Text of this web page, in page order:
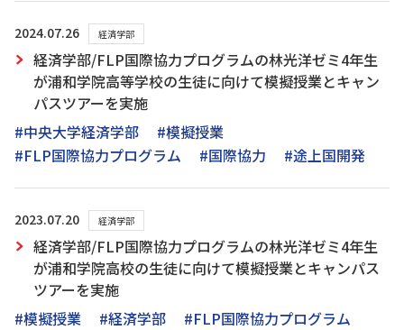
2024.07.26 経済学部
経済学部/FLP国際協力プログラムの林光洋ゼミ4年生
が浦和学院高等学校の生徒に向けて模擬授業とキャン
パスツアーを実施
#中央大学経済学部
#模擬授業
#FLP国際協力プログラム
#国際協力 #途上国開発
2023.07.20 経済学部
経済学部/FLP国際協力プログラムの林光洋ゼミ4年生
が浦和学院高校の生徒に向けて模擬授業とキャンパス
ツアーを実施
#模擬授業
#経済学部
#FLP国際協力プログラム